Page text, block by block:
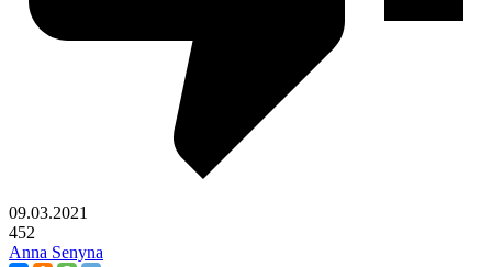
09.03.2021
452
Anna Senyna